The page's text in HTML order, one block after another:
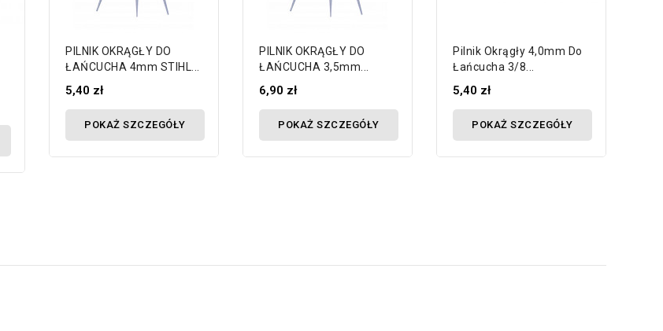
PILNIK OKRĄGŁY DO
ŁAŃCUCHA 4mm STIHL...
5,40 zł
POKAŻ SZCZEGÓŁY
PILNIK OKRĄGŁY DO
ŁAŃCUCHA 3,5mm...
6,90 zł
POKAŻ SZCZEGÓŁY
Pilnik Okrągły 4,0mm Do
Łańcucha 3/8...
5,40 zł
POKAŻ SZCZEGÓŁY